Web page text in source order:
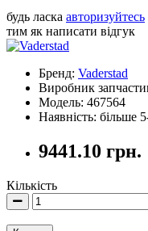
будь ласка авторизуйтесь
тим як написати відгук
Бренд: Vaderstad
Виробник
Модель: 467564
Наявність: більше
9441.10 грн.
Кількість